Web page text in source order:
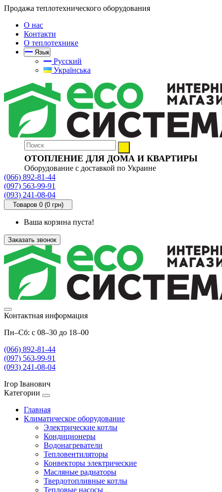
Продажа теплотехнического оборудования
О нас
Контакти
О теплотехнике
Язык
Русский
Українська
ОТОПЛЕНИЕ ДЛЯ ДОМА И КВАРТИРЫ
Оборудование с доставкой по Украине
(066) 892-81-44
(097) 563-99-91
(093) 241-08-04
Товаров 0 (0 грн)
Ваша корзина пуста!
Заказать звонок
Контактная информация
Пн–Сб: с 08–30 до 18–00
(066) 892-81-44
(097) 563-99-91
(093) 241-08-04
Ігор Іванович
Категории
Главная
Климатическое оборудование
Электрические котлы
Кондиционеры
Водонагреватели
Тепловентиляторы
Конвекторы электрические
Масляные радиаторы
Твердотопливные котлы
Тепловые насосы